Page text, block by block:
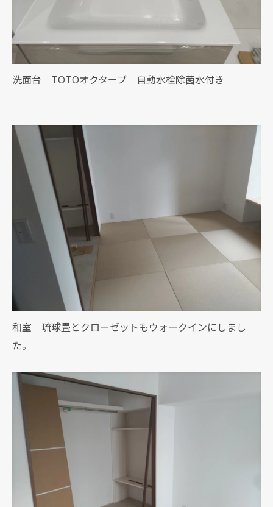
洗面台 TOTOオクターブ 自動水栓除菌水付き
和室 琉球畳とクローゼットもウォークインにしまし
た。